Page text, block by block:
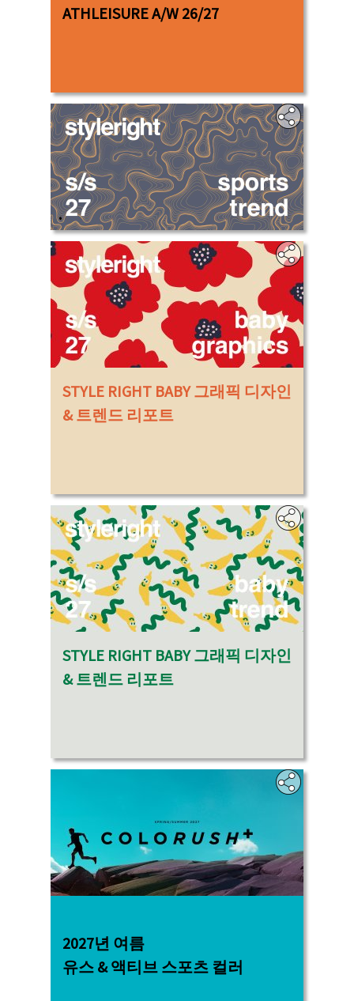
ATHLEISURE A/W 26/27
.
STYLE RIGHT BABY 그래픽 디자인
& 트렌드 리포트
STYLE RIGHT BABY 그래픽 디자인
& 트렌드 리포트
2027년 여름
유스 & 액티브 스포츠 컬러